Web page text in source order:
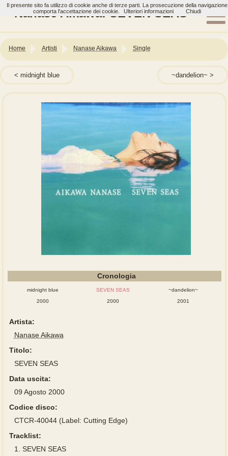
Nanase Aikawa: SEVEN SEAS
Home Artisti Nanase Aikawa Single
midnight blue ~dandelion~
Cronologia
midnight blue
2000
SEVEN SEAS
2000
~dandelion~
2001
Artista:
Nanase Aikawa
Titolo:
SEVEN SEAS
Data uscita:
09 Agosto 2000
Codice disco:
CTCR-40044 (Label: Cutting Edge)
Tracklist:
1.
SEVEN SEAS
Il presente sito fa utilizzo di cookie anche di terze parti. La prosecuzione della navigazione
comporta l'accettazione dei cookie.
Ulteriori informazioni Chiudi